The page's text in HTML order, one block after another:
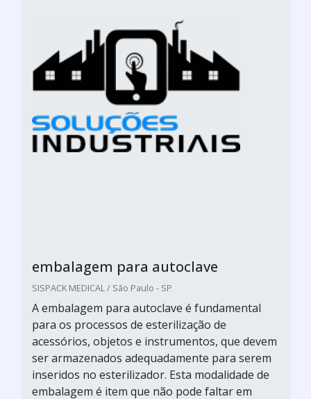
embalagem para autoclave
SISPACK MEDICAL / São Paulo - SP
A embalagem para autoclave é fundamental
para os processos de esterilização de
acessórios, objetos e instrumentos, que devem
ser armazenados adequadamente para serem
inseridos no esterilizador. Esta modalidade de
embalagem é item que não pode faltar em